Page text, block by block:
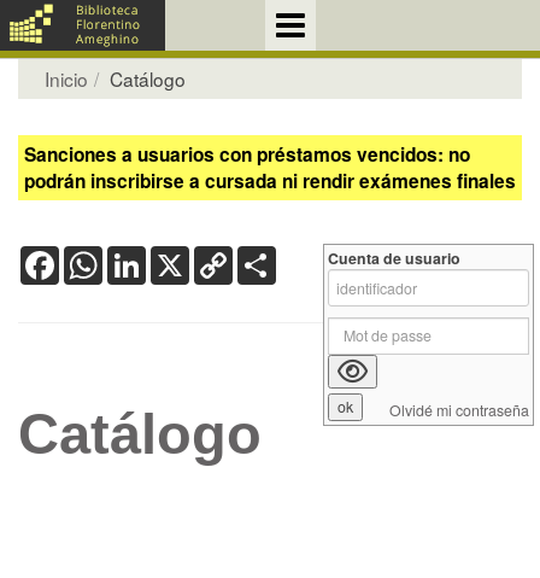
Inicio Catálogo
Sanciones a usuarios con préstamos vencidos: no
podrán inscribirse a cursada ni rendir exámenes finales
FacebookWhatsApp
LinkedIn
X Copy
Link
Catálogo
Cuenta de usuario
Olvidé mi contraseña